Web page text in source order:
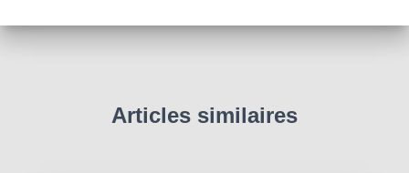
:
Articles similaires